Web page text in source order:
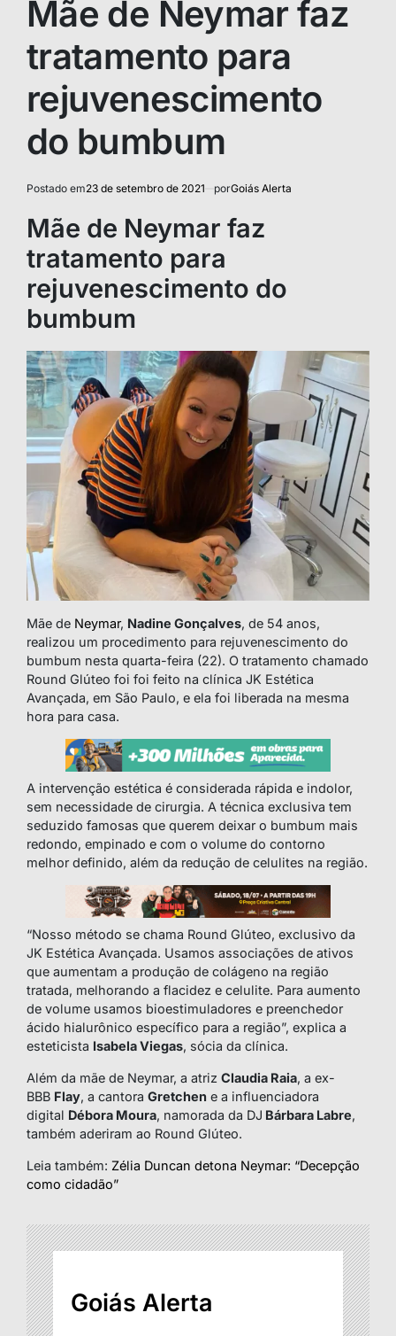
Mãe de Neymar faz
tratamento para
rejuvenescimento
do bumbum
Postado em23 de setembro de 2021 porGoiás Alerta
Mãe de Neymar faz
tratamento para
rejuvenescimento do
bumbum
Mãe de Neymar, Nadine Gonçalves, de 54 anos,
realizou um procedimento para rejuvenescimento do
bumbum nesta quarta-feira (22). O tratamento chamado
Round Glúteo foi foi feito na clínica JK Estética
Avançada, em São Paulo, e ela foi liberada na mesma
hora para casa.
A intervenção estética é considerada rápida e indolor,
sem necessidade de cirurgia. A técnica exclusiva tem
seduzido famosas que querem deixar o bumbum mais
redondo, empinado e com o volume do contorno
melhor definido, além da redução de celulites na região.
“Nosso método se chama Round Glúteo, exclusivo da
JK Estética Avançada. Usamos associações de ativos
que aumentam a produção de colágeno na região
tratada, melhorando a flacidez e celulite. Para aumento
de volume usamos bioestimuladores e preenchedor
ácido hialurônico específico para a região”, explica a
esteticista Isabela Viegas, sócia da clínica.
Além da mãe de Neymar, a atriz Claudia Raia, a ex-
BBB Flay, a cantora Gretchen e a influenciadora
digital Débora Moura, namorada da DJ Bárbara Labre,
também aderiram ao Round Glúteo.
Leia também: Zélia Duncan detona Neymar: “Decepção
como cidadão”
Goiás Alerta